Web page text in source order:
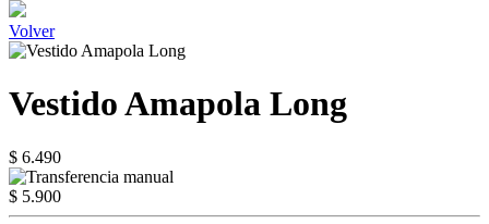
Volver
Vestido Amapola Long
$ 6.490
$ 5.900